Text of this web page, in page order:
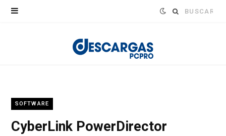
Buscar:
SOFTWARE
CyberLink PowerDirector